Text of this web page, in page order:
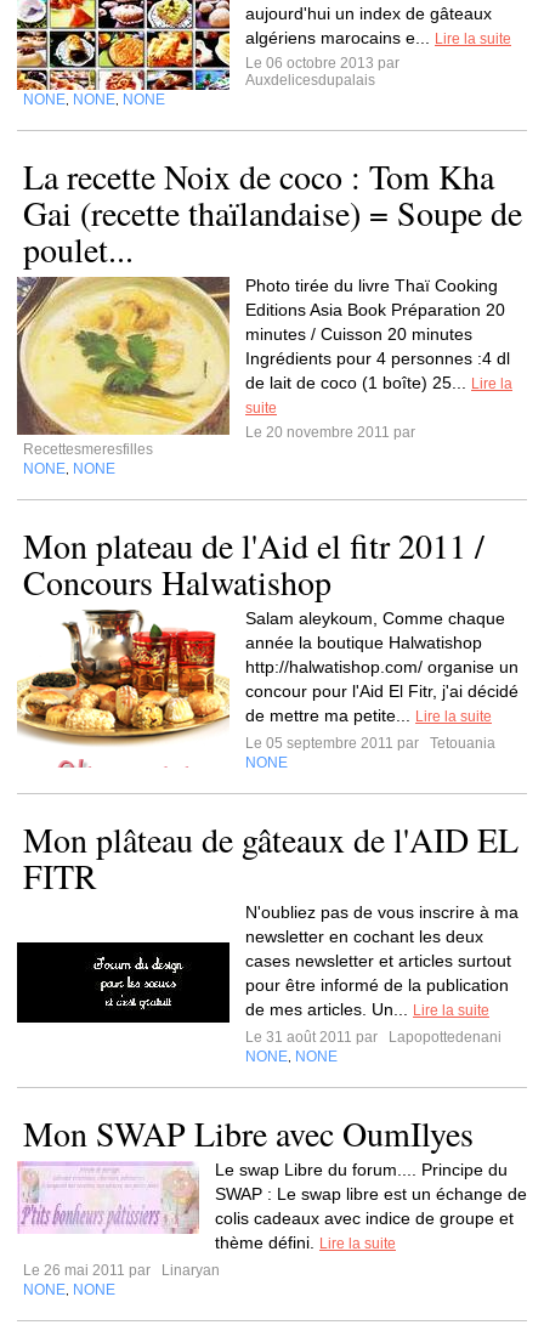
aujourd'hui un index de gâteaux
algériens marocains e...
Lire la suite
Le 06 octobre 2013 par
Auxdelicesdupalais
NONE NONE NONE
La recette Noix de coco : Tom Kha
Gai (recette thaïlandaise) = Soupe de
poulet...
Photo tirée du livre Thaï Cooking
Editions Asia Book Préparation 20
minutes / Cuisson 20 minutes
Ingrédients pour 4 personnes :4 dl
de lait de coco (1 boîte) 25...
Lire la
suite
Le 20 novembre 2011 par
Recettesmeresfilles
NONE NONE
Mon plateau de l'Aid el fitr 2011 /
Concours Halwatishop
Salam aleykoum, Comme chaque
année la boutique Halwatishop
http://halwatishop.com/ organise un
concour pour l'Aid El Fitr, j'ai décidé
de mettre ma petite...
Lire la suite
Le 05 septembre 2011 par
Tetouania
NONE
Mon plâteau de gâteaux de l'AID EL
FITR
N'oubliez pas de vous inscrire à ma
newsletter en cochant les deux
cases newsletter et articles surtout
pour être informé de la publication
de mes articles. Un...
Lire la suite
Le 31 août 2011 par
Lapopottedenani
NONE NONE
Mon SWAP Libre avec OumIlyes
Le swap Libre du forum.... Principe du
SWAP : Le swap libre est un échange de
colis cadeaux avec indice de groupe et
thème défini.
Lire la suite
Le 26 mai 2011 par
Linaryan
NONE NONE